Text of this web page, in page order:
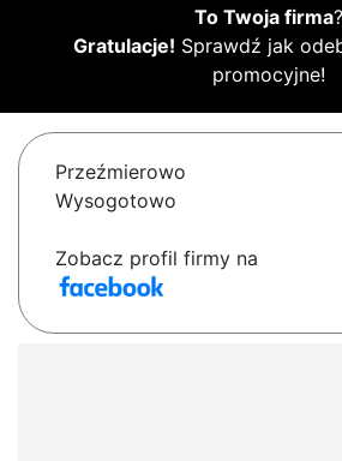
To Twoja firma?
Gratulacje! Sprawdź jak
promocyjne!
Przeźmierowo
Wysogotowo
Zobacz profil firmy na